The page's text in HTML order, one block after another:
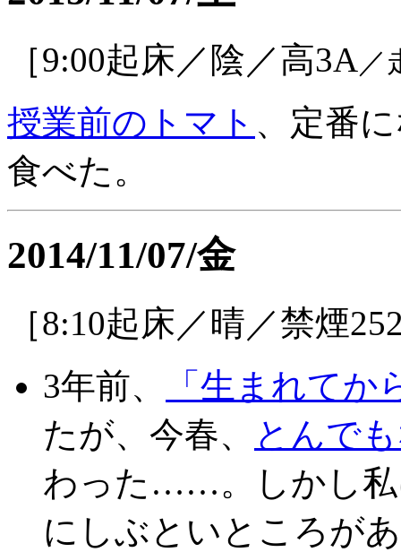
［9:00起床／陰／高3A／
授業前のトマト 、定番
食べた。
2014/11/07/金
［8:10起床／晴／禁煙
3年前、
「生まれて
たが、今春、
とんで
わった……。しかし私
にしぶといところが